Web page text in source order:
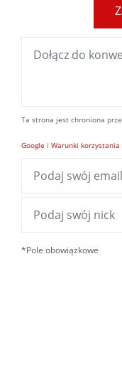
Ta strona jest chroniona
Google i Warunki korzystania
*Pole obowiązkowe